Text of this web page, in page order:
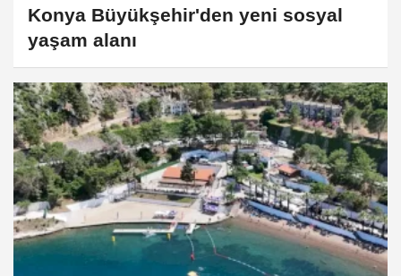
Konya Büyükşehir'den yeni sosyal
yaşam alanı